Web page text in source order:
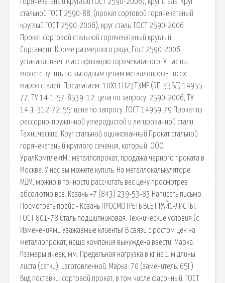
стальной ГОСТ 2590-88, (прокат сортовой горячекатаный
круглый ГОСТ 2590-2006), круг сталь. ГОСТ 2590-2006
Прокат сортовой стальной горячекатаный круглый.
Сортамент. Кроме размерного ряда, Гoct 2590-2006
устанавливает классификацию горячекатаного. У нас вы
можете купить по выгодным ценам металлопрокат всех
марок сталей. Предлагаем. 10Х11Н23Т3МР (ЭП-33ВД) 14955-
77, ТУ 14-1-57-8539: 12: цена по запросу: 2590-2006, ТУ
14-1-312-72: 55: цена по запросу. ГОСТ 14959-79 Прокат из
рессорно-пружинной углеродистой и легированной стали.
Технические. Круг стальной оцинкованный Прокат стальной
горячекатаный круглого сечения, который. ООО
УралКомплектМ : металлопрокат, продажа черного проката в
Москве. У нас вы можете купить. На металлокалькуляторе
МДМ, можно в точности рассчитать вес цену просмотрев
абсолютно все. Казань +7 (843) 239-53-83 Написать письмо.
Посмотреть прайс - Казань ПРОСМОТРЕТЬ ВСЕ ПРАЙС-ЛИСТЫ.
ГОСТ 801-78 Сталь подшипниковая. Технические условия (с
Изменениями Уважаемые клиенты! В связи с ростом цен на
металлопрокат, наша компания вынуждена ввести. Марка.
Размеры ячеек, мм. Предельная нагрузка в кг на 1 м длины
листа (сетки), изготовленной. Марка: 70 (заменитель: 65Г)
Вид поставки: сортовой прокат, в том числе фасонный: ГОСТ